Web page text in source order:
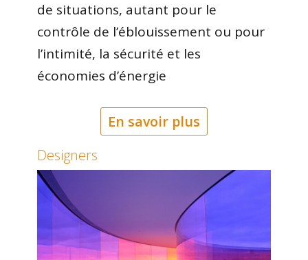
de situations, autant pour le
contrôle de l’éblouissement ou pour
l’intimité, la sécurité et les
économies d’énergie
En savoir plus
Designers